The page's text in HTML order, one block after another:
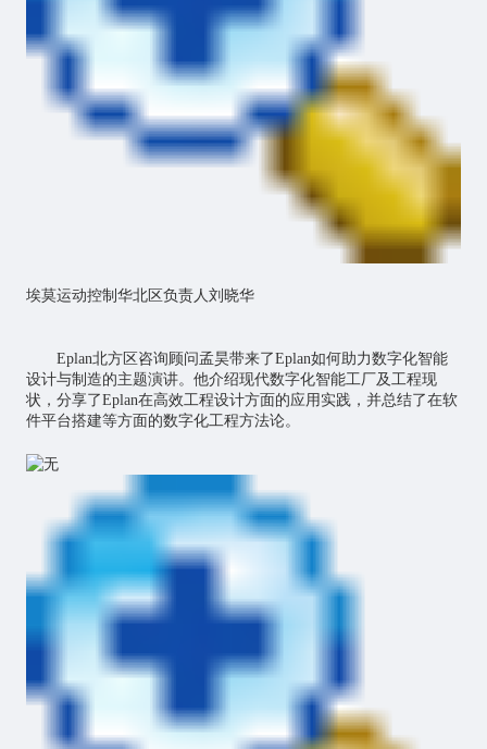
埃莫运动控制华北区负责人刘晓华
Eplan北方区咨询顾问孟昊带来了Eplan如何助力数字化智能
设计与制造的主题演讲。他介绍现代数字化智能工厂及工程现
状，分享了Eplan在高效工程设计方面的应用实践，并总结了在软
件平台搭建等方面的数字化工程方法论。